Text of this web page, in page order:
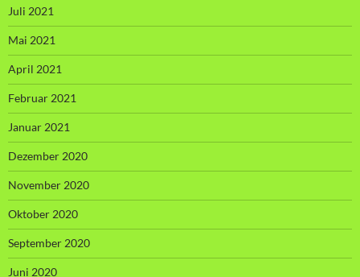
Juli 2021
Mai 2021
April 2021
Februar 2021
Januar 2021
Dezember 2020
November 2020
Oktober 2020
September 2020
Juni 2020